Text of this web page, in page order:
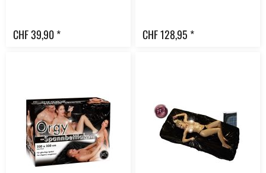
CHF 39,90 * CHF 128,95 *